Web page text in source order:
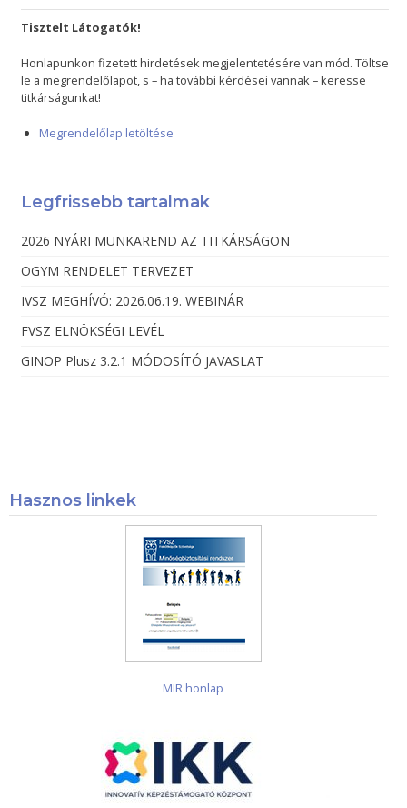
Tisztelt Látogatók!
Honlapunkon fizetett hirdetések megjelentetésére van mód. Töltse
le a megrendelőlapot, s – ha további kérdései vannak – keresse
titkárságunkat!
Megrendelőlap letöltése
Legfrissebb tartalmak
2026 NYÁRI MUNKAREND AZ TITKÁRSÁGON
OGYM RENDELET TERVEZET
IVSZ MEGHÍVÓ: 2026.06.19. WEBINÁR
FVSZ ELNÖKSÉGI LEVÉL
GINOP Plusz 3.2.1 MÓDOSÍTÓ JAVASLAT
Hasznos linkek
MIR honlap